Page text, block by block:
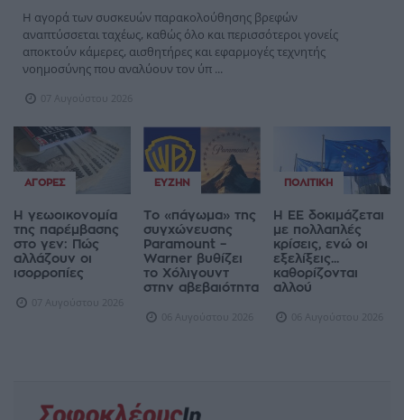
Η αγορά των συσκευών παρακολούθησης βρεφών
αναπτύσσεται ταχέως, καθώς όλο και περισσότεροι γονείς
αποκτούν κάμερες, αισθητήρες και εφαρμογές τεχνητής
νοημοσύνης που αναλύουν τον ύπ ...
07 Αυγούστου 2026
ΑΓΟΡΈΣ
Η γεωοικονομία
της παρέμβασης
στο γεν: Πώς
αλλάζουν οι
ισορροπίες
07 Αυγούστου 2026
ΕΥΖΗΝ
Το «πάγωμα» της
συγχώνευσης
Paramount –
Warner βυθίζει
το Χόλιγουντ
στην αβεβαιότητα
06 Αυγούστου 2026
ΠΟΛΙΤΙΚΉ
Η ΕΕ δοκιμάζεται
με πολλαπλές
κρίσεις, ενώ οι
εξελίξεις...
καθορίζονται
αλλού
06 Αυγούστου 2026